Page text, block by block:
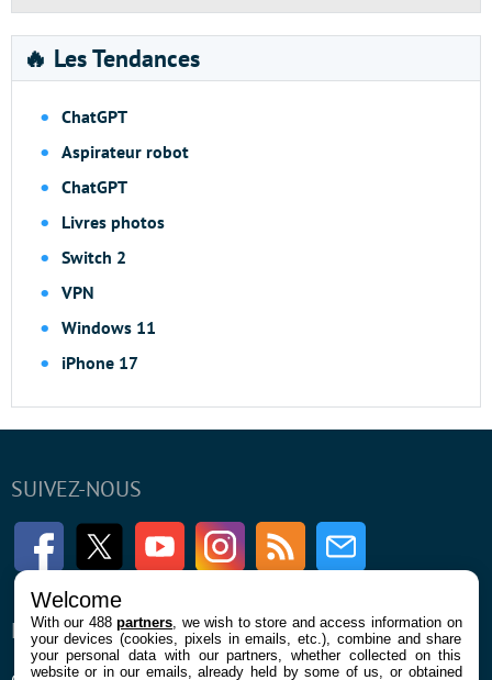
🔥 Les Tendances
ChatGPT
Aspirateur robot
ChatGPT
Livres photos
Switch 2
VPN
Windows 11
iPhone 17
SUIVEZ-NOUS
FacebookTwitter Youtube InstagramRSS Newsletter
ENTREPRISE À PROPOS
Welcome
With our 488partners , we wish to store and access information on
your devices (cookies, pixels in emails, etc.), combine and share
your personal data with our partners, whether collected on this
website or in our emails, already held by some of us, or obtained